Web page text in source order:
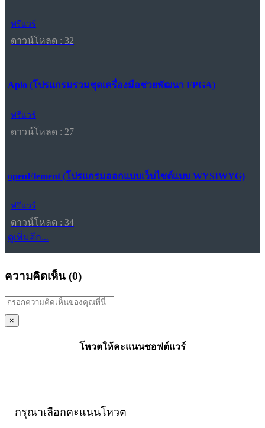
ฟรีแวร์
ดาวน์โหลด : 32
Apio (โปรแกรมรวมชุดเครื่องมือช่วยพัฒนา FPGA)
ฟรีแวร์
ดาวน์โหลด : 27
openElement (โปรแกรมออกแบบเว็บไซต์แบบ WYSIWYG)
ฟรีแวร์
ดาวน์โหลด : 34
ดูเพิ่มอีก...
ความคิดเห็น (0)
×
โหวตให้คะแนนซอฟต์แวร์
กรุณาเลือกคะแนนโหวต